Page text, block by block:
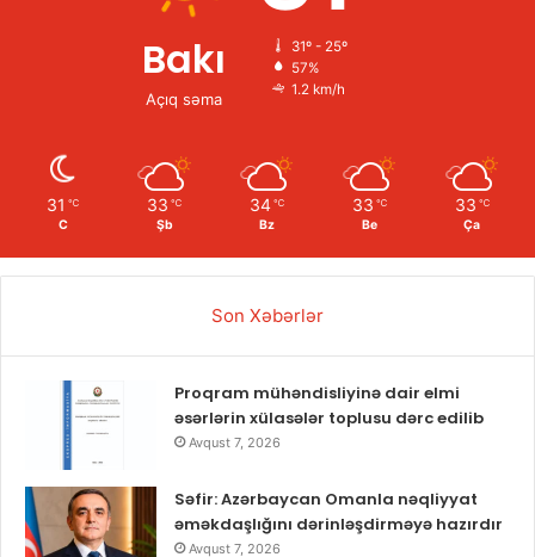
Bakı
Açıq səma
31º - 25º
57%
1.2 km/h
31 ℃
C
33 ℃
Şb
34 ℃
Bz
33 ℃
Be
33 ℃
Ça
Son Xəbərlər
Proqram mühəndisliyinə dair elmi
əsərlərin xülasələr toplusu dərc edilib
Avqust 7, 2026
Səfir: Azərbaycan Omanla nəqliyyat
əməkdaşlığını dərinləşdirməyə hazırdır
Avqust 7, 2026